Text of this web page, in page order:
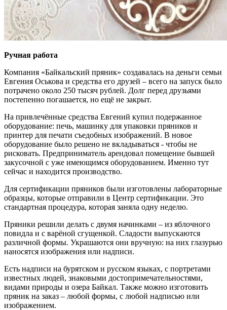
Ручная работа
Компания «Байкальский пряник» создавалась на деньги семьи
Евгения Оськова и средства его друзей – всего на запуск было
потрачено около 250 тысяч рублей. Долг перед друзьями
постепенно погашается, но ещё не закрыт.
На привлечённые средства Евгений купил подержанное
оборудование: печь, машинку для упаковки пряников и
принтер для печати съедобных изображений. В новое
оборудование было решено не вкладываться - чтобы не
рисковать. Предприниматель арендовал помещение бывшей
закусочной с уже имеющимся оборудованием. Именно тут
сейчас и находится производство.
Для сертификации пряников были изготовлены лабораторные
образцы, которые отправили в Центр сертификации. Это
стандартная процедура, которая заняла одну неделю.
Пряники решили делать с двумя начинками – из яблочного
повидла и с варёной сгущенкой. Сладости выпускаются
различной формы. Украшаются они вручную: на них глазурью
наносятся изображения или надписи.
Есть надписи на бурятском и русском языках, с портретами
известных людей, знаковыми достопримечательностями,
видами природы и озера Байкал. Также можно изготовить
пряник на заказ – любой формы, с любой надписью или
изображением.